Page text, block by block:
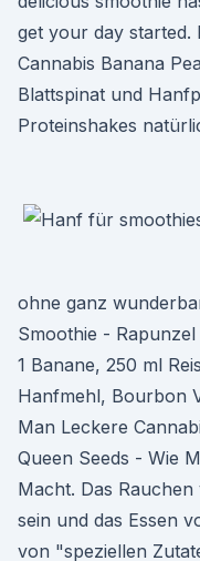
get your day started.
Cannabis Banana
Blattspinat und
Proteinshakes
ohne ganz
Smoothie -
1 Banane, 250 ml
Hanfmehl, Bourbon
Man Leckere
Queen Seeds - Wie
Macht. Das
sein und das Essen
von "speziellen